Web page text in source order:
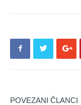
POVEZANI ČLANCI